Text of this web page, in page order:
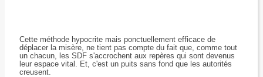
Cette méthode hypocrite mais ponctuellement efficace de
déplacer la misère, ne tient pas compte du fait que, comme tout
un chacun, les SDF s'accrochent aux repères qui sont devenus
leur espace vital. Et, c'est un puits sans fond que les autorités
creusent.